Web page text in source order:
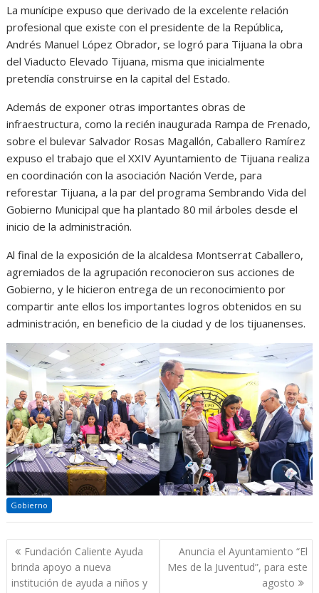
La munícipe expuso que derivado de la excelente relación
profesional que existe con el presidente de la República,
Andrés Manuel López Obrador, se logró para Tijuana la obra
del Viaducto Elevado Tijuana, misma que inicialmente
pretendía construirse en la capital del Estado.
Además de exponer otras importantes obras de
infraestructura, como la recién inaugurada Rampa de Frenado,
sobre el bulevar Salvador Rosas Magallón, Caballero Ramírez
expuso el trabajo que el XXIV Ayuntamiento de Tijuana realiza
en coordinación con la asociación Nación Verde, para
reforestar Tijuana, a la par del programa Sembrando Vida del
Gobierno Municipal que ha plantado 80 mil árboles desde el
inicio de la administración.
Al final de la exposición de la alcaldesa Montserrat Caballero,
agremiados de la agrupación reconocieron sus acciones de
Gobierno, y le hicieron entrega de un reconocimiento por
compartir ante ellos los importantes logros obtenidos en su
administración, en beneficio de la ciudad y de los tijuanenses.
Gobierno
Navegación
de
entradas
Fundación Caliente Ayuda
brinda apoyo a nueva
institución de ayuda a niños y
Anuncia el Ayuntamiento “El
Mes de la Juventud”, para este
agosto